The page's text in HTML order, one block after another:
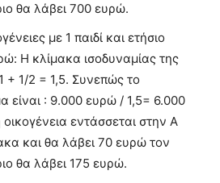
θα λάβει 700 ευρώ.
με 1 παιδί και ετήσιο
Η κλίμακα ισοδυναμίας της
+ 1/2 = 1,5. Συνεπώς το
είναι : 9.000 ευρώ / 1,5= 6.000
εντάσσεται στην Α
και θα λάβει 70 ευρώ τον
θα λάβει 175 ευρώ.